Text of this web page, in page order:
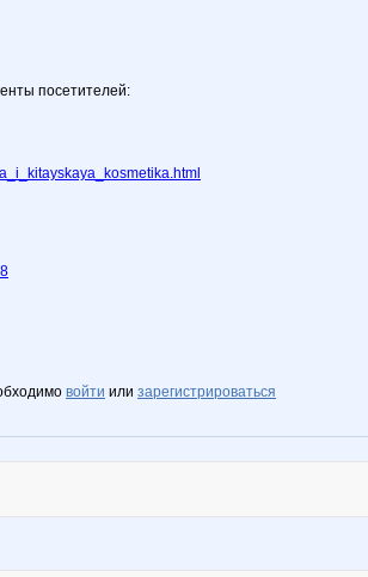
посетителей:
войти или зарегистрироваться